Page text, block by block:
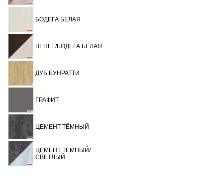
БОДЕГА БЕЛАЯ
ВЕНГЕ/БОДЕГА БЕЛАЯ
ДУБ БУНРАТТИ
ГРАФИТ
ЦЕМЕНТ ТЁМНЫЙ
ЦЕМЕНТ ТЁМНЫЙ/
СВЕТЛЫЙ